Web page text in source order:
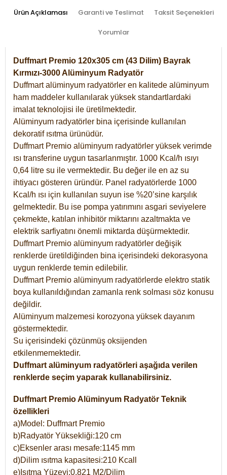
Ürün Açıklaması Garanti ve Teslimat Taksit Seçenekleri
Yorumlar
Duffmart Premio 120x305 cm (43 Dilim) Bayrak
Kırmızı-3000 Alüminyum Radyatör
Duffmart alüminyum radyatörler en kalitede alüminyum
ham maddeler kullanılarak yüksek standartlardaki
imalat teknolojisi ile üretilmektedir.
Alüminyum radyatörler bina içerisinde kullanılan
dekoratif ısıtma ürünüdür.
Duffmart Premio alüminyum radyatörler yüksek verimde
ısı transferine uygun tasarlanmıştır. 1000 Kcal/h ısıyı
0,64 litre su ile vermektedir. Bu değer ile en az su
ihtiyacı gösteren üründür. Panel radyatörlerde 1000
Kcal/h ısı için kullanılan suyun ise %20’sine karşılık
gelmektedir. Bu ise pompa yatırımını asgari seviyelere
çekmekte, katılan inhibitör miktarını azaltmakta ve
elektrik sarfiyatını önemli miktarda düşürmektedir.
Duffmart Premio alüminyum radyatörler değişik
renklerde üretildiğinden bina içerisindeki dekorasyona
uygun renklerde temin edilebilir.
Duffmart Premio alüminyum radyatörlerde elektro statik
boya kullanıldığından zamanla renk solması söz konusu
değildir.
Alüminyum malzemesi korozyona yüksek dayanım
göstermektedir.
Su içerisindeki çözünmüş oksijenden
etkilenmemektedir.
Duffmart alüminyum radyatörleri aşağıda verilen
renklerde seçim yaparak kullanabilirsiniz.
Duffmart Premio Alüminyum Radyatör Teknik
özellikleri
a)Model: Duffmart Premio
b)Radyatör Yüksekliği:120 cm
c)Eksenler arası mesafe:1145 mm
d)Dilim ısıtma kapasitesi:210 Kcall
e)Isıtma Yüzeyi:0,821 M2/Dilim